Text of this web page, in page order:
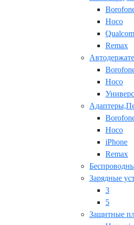
Hoco
Remax
Hoco
Hoco
iPhone
Remax
Зарядные
3
5
Защитные